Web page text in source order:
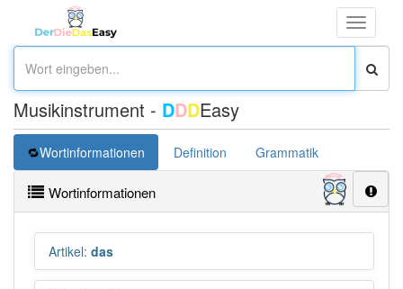
Toggle
Musikinstrument - DDDEasy
Wortinformationen Definition Grammatik
Wortinformationen
Artikel: das